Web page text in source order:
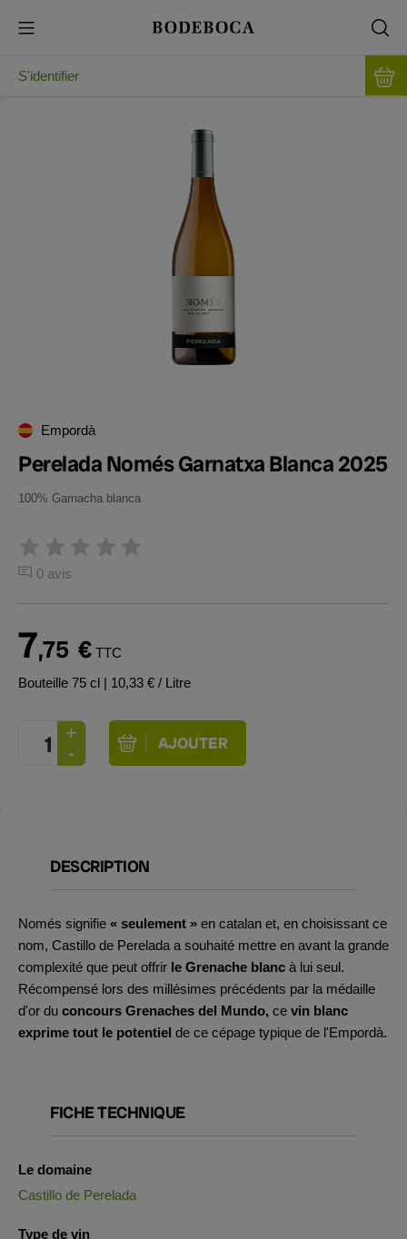
S'identifier
Empordà
Perelada Només Garnatxa Blanca 2025
100% Garnacha blanca
0 avis
7,75 € TTC
Bouteille 75 cl | 10,33 € / Litre
DESCRIPTION
Només signifie « seulement » en catalan et, en choisissant ce
nom, Castillo de Perelada a souhaité mettre en avant la grande
complexité que peut offrir le Grenache blanc à lui seul.
Récompensé lors des millésimes précédents par la médaille
d'or du concours Grenaches del Mundo, ce vin blanc
exprime tout le potentiel de ce cépage typique de l'Empordà.
FICHE TECHNIQUE
Le domaine
Castillo de Perelada
Type de vin